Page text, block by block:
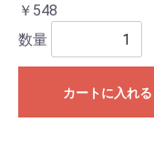
￥548
数量
カートに入れる